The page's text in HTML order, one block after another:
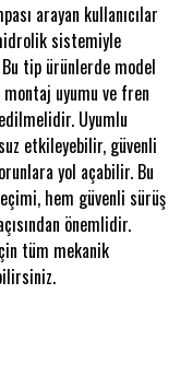
arayan kullanıcılar
sistemiyle
tip ürünlerde model
montaj uyumu ve fren
Uyumlu
etkileyebilir, güvenli
yol açabilir. Bu
hem güvenli sürüş
önemlidir.
tüm mekanik